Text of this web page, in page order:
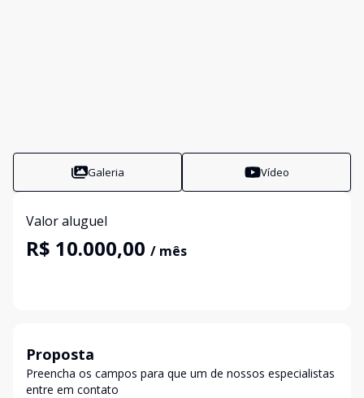
Galeria Vídeo
Valor aluguel
R$ 10.000,00 / mês
Proposta
Preencha os campos para que um de nossos especialistas
entre em contato